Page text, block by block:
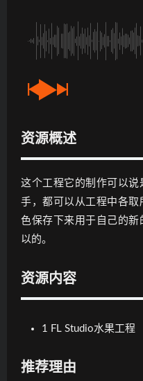
资源概述
这个工程它的制作可以
手，都可以从工程中各
色保存下来用于自己的新
以的。
资源内容
1 FL Studio水果工程
推荐理由